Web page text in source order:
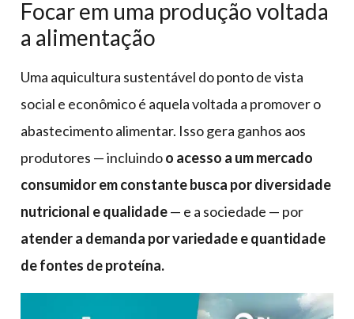
Focar em uma produção voltada
a alimentação
Uma aquicultura sustentável do ponto de vista
social e econômico é aquela voltada a promover o
abastecimento alimentar. Isso gera ganhos aos
produtores — incluindoo acesso a um mercado
consumidor em constante busca por diversidade
nutricional e qualidade— e a sociedade — por
atender a demanda por variedade e quantidade
de fontes de proteína.